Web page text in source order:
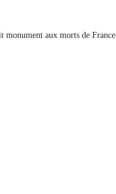
monument aux morts de France